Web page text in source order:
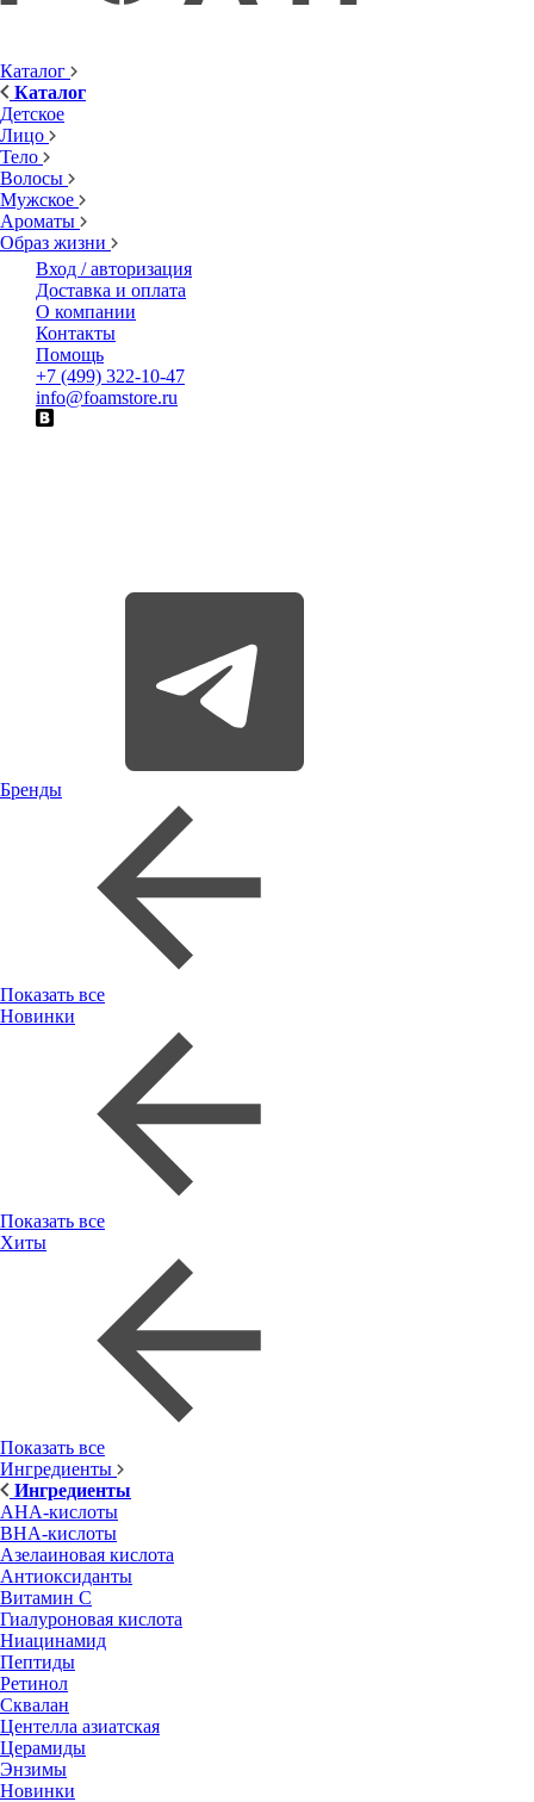
Каталог
Каталог
Детское
Лицо
Тело
Волосы
Мужское
Ароматы
Образ жизни
Вход / авторизация
Доставка и оплата
О компании
Контакты
Помощь
+7 (499) 322-10-47
info@foamstore.ru
Бренды
Показать все
Новинки
Показать все
Хиты
Показать все
Ингредиенты
Ингредиенты
AHA-кислоты
BHA-кислоты
Азелаиновая кислота
Антиоксиданты
Витамин С
Гиалуроновая кислота
Ниацинамид
Пептиды
Ретинол
Сквалан
Центелла азиатская
Церамиды
Энзимы
Новинки